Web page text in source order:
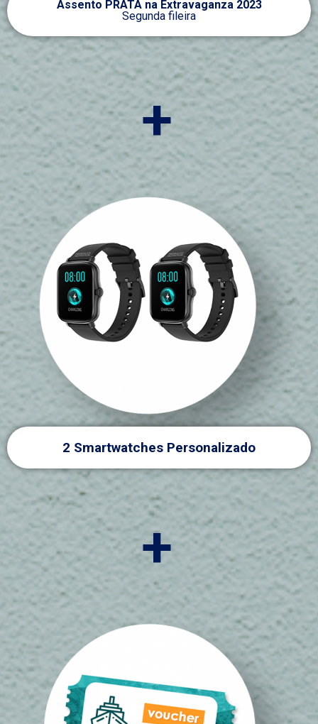
Assento PRATA na Extravaganza 2023
Segunda fileira
+
2 Smartwatches Personalizado
+